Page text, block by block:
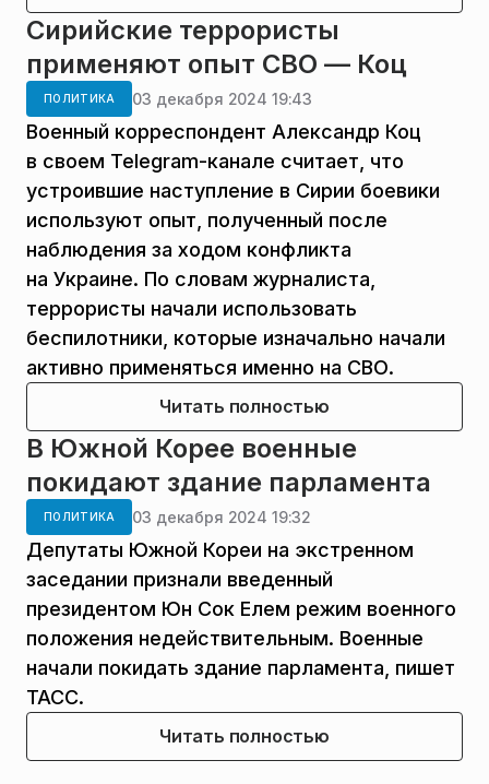
Сирийские террористы
применяют опыт СВО — Коц
ПОЛИТИКА 03 декабря 2024 19:43
Военный корреспондент Александр Коц
в своем Telegram-канале считает, что
устроившие наступление в Сирии боевики
используют опыт, полученный после
наблюдения за ходом конфликта
на Украине. По словам журналиста,
террористы начали использовать
беспилотники, которые изначально начали
активно применяться именно на СВО.
Читать полностью
В Южной Корее военные
покидают здание парламента
ПОЛИТИКА 03 декабря 2024 19:32
Депутаты Южной Кореи на экстренном
заседании признали введенный
президентом Юн Сок Елем режим военного
положения недействительным. Военные
начали покидать здание парламента, пишет
ТАСС.
Читать полностью